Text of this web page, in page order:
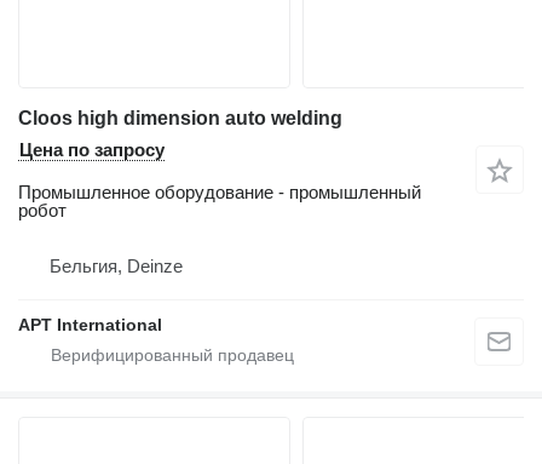
Cloos high dimension auto welding
Цена по запросу
Промышленное оборудование - промышленный
робот
Бельгия, Deinze
APT International